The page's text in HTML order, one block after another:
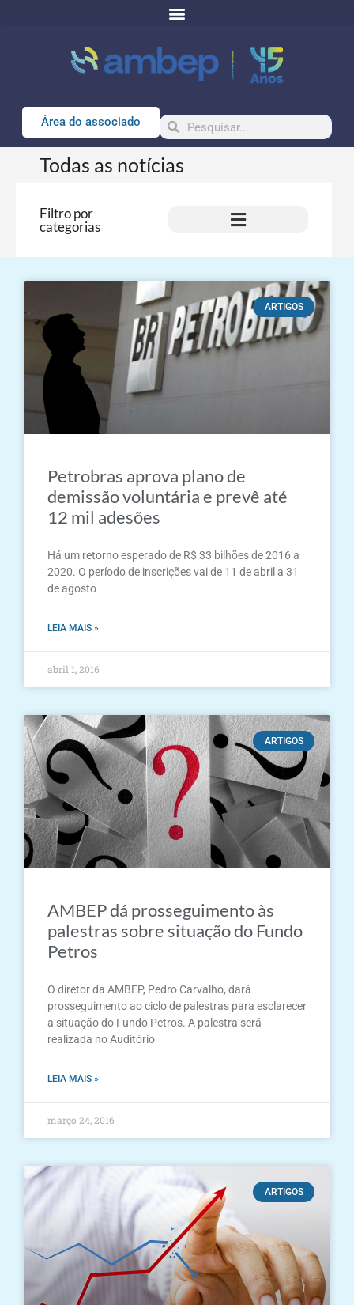
Área do associado
Todas as notícias
Filtro por
categorias
ARTIGOS
Petrobras aprova plano de
demissão voluntária e prevê até
12 mil adesões
Há um retorno esperado de R$ 33 bilhões de 2016 a
2020. O período de inscrições vai de 11 de abril a 31
de agosto
LEIA MAIS »
abril 1, 2016
ARTIGOS
AMBEP dá prosseguimento às
palestras sobre situação do Fundo
Petros
O diretor da AMBEP, Pedro Carvalho, dará
prosseguimento ao ciclo de palestras para esclarecer
a situação do Fundo Petros. A palestra será
realizada no Auditório
LEIA MAIS »
março 24, 2016
ARTIGOS